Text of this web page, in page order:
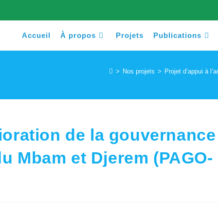
Accueil À propos Projets Publications
> Nos projets > Projet d’appui à
de la gouvernance
Mbam et Djerem (PAGO-